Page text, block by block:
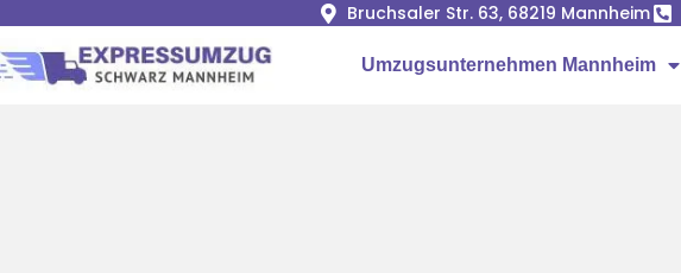
Bruchsaler Str. 63, 68219 Mannheim
Umzugsunternehmen Mannheim